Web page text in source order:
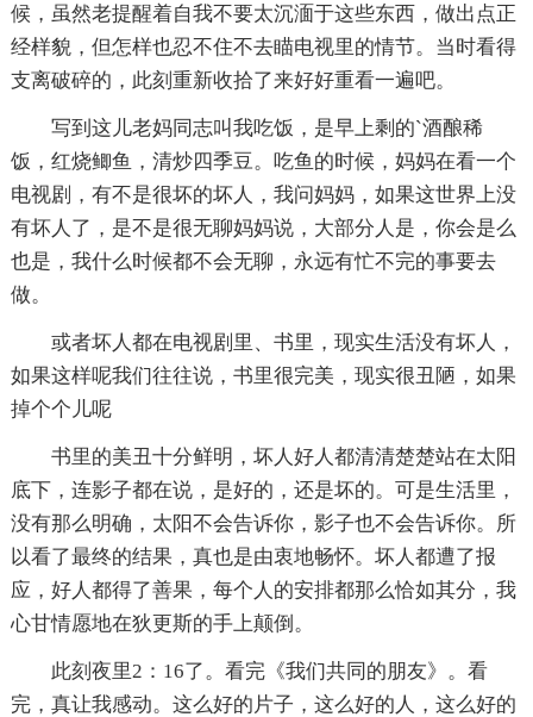
候，虽然老提醒着自我不要太沉湎于这些东西，做出点正
经样貌，但怎样也忍不住不去瞄电视里的情节。当时看得
支离破碎的，此刻重新收拾了来好好重看一遍吧。
写到这儿老妈同志叫我吃饭，是早上剩的`酒酿稀
饭，红烧鲫鱼，清炒四季豆。吃鱼的时候，妈妈在看一个
电视剧，有不是很坏的坏人，我问妈妈，如果这世界上没
有坏人了，是不是很无聊妈妈说，大部分人是，你会是么
也是，我什么时候都不会无聊，永远有忙不完的事要去
做。
或者坏人都在电视剧里、书里，现实生活没有坏人，
如果这样呢我们往往说，书里很完美，现实很丑陋，如果
掉个个儿呢
书里的美丑十分鲜明，坏人好人都清清楚楚站在太阳
底下，连影子都在说，是好的，还是坏的。可是生活里，
没有那么明确，太阳不会告诉你，影子也不会告诉你。所
以看了最终的结果，真也是由衷地畅怀。坏人都遭了报
应，好人都得了善果，每个人的安排都那么恰如其分，我
心甘情愿地在狄更斯的手上颠倒。
此刻夜里2：16了。看完《我们共同的朋友》。看
完，真让我感动。这么好的片子，这么好的人，这么好的